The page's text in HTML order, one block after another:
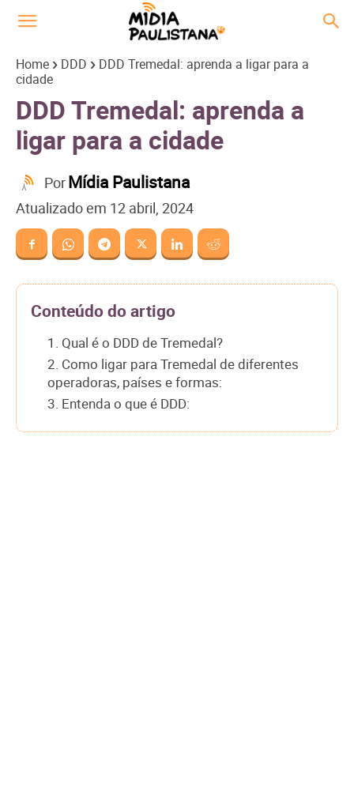
Home DDD
DDD Tremedal: aprenda a ligar para a
cidade
DDD Tremedal: aprenda a
ligar para a cidade
PorMídia Paulistana
Atualizado em 12 abril, 2024
Conteúdo do artigo
1. Qual é o DDD de Tremedal?
2. Como ligar para Tremedal de diferentes
operadoras, países e formas:
3. Entenda o que é DDD: